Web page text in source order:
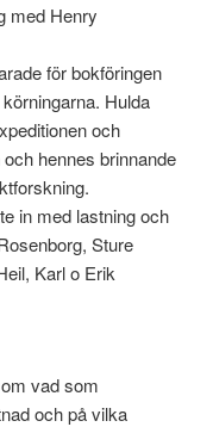
med Henry
för bokföringen
Hulda
och
hennes brinnande
in med lastning och
Sture
Karl o Erik
vad som
och på vilka